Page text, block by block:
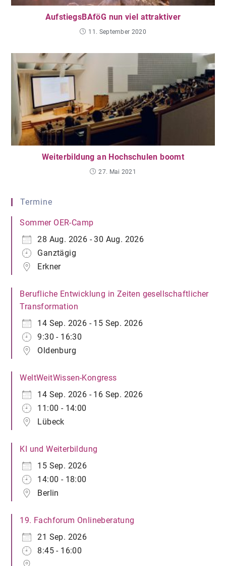
AufstiegsBAföG nun viel attraktiver
11. September 2020
Weiterbildung an Hochschulen boomt
27. Mai 2021
Termine
Sommer OER-Camp
28 Aug. 2026 - 30 Aug. 2026
Ganztägig
Erkner
Berufliche Entwicklung in Zeiten gesellschaftlicher
Transformation
14 Sep. 2026 - 15 Sep. 2026
9:30 - 16:30
Oldenburg
WeltWeitWissen-Kongress
14 Sep. 2026 - 16 Sep. 2026
11:00 - 14:00
Lübeck
KI und Weiterbildung
15 Sep. 2026
14:00 - 18:00
Berlin
19. Fachforum Onlineberatung
21 Sep. 2026
8:45 - 16:00